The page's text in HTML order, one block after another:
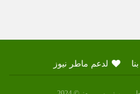
لدعم ماطر نيوز